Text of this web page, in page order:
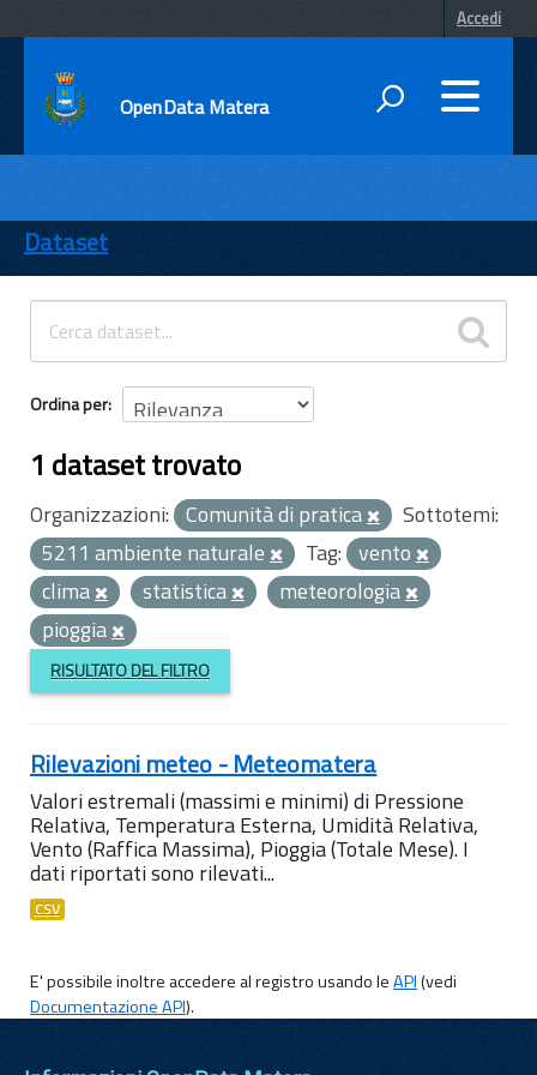
Accedi
OpenData Matera
ENTI
TEMI
INFORMAZIONI
Dataset
Ordina per
1 dataset trovato
Organizzazioni: Comunità di pratica
Sottotemi:
5211 ambiente naturale
Tag: vento
clima
statistica
meteorologia
pioggia
RISULTATO DEL FILTRO
Rilevazioni meteo - Meteomatera
Valori estremali (massimi e minimi) di Pressione
Relativa, Temperatura Esterna, Umidità Relativa,
Vento (Raffica Massima), Pioggia (Totale Mese). I
dati riportati sono rilevati...
CSV
E' possibile inoltre accedere al registro usando leAPI(vedi
Documentazione API).